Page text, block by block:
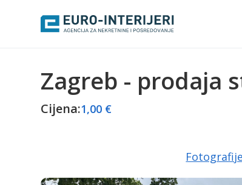
Zagreb - prodaja
Cijena:1,00 €
Fotografije